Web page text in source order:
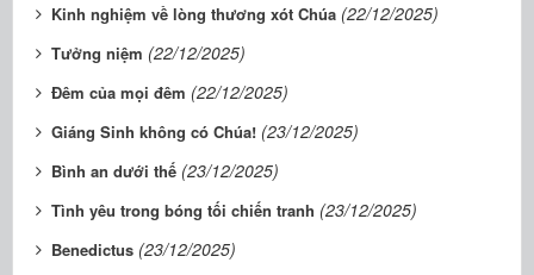
Kinh nghiệm về lòng thương xót Chúa (22/12/2025)
Tưởng niệm (22/12/2025)
Đêm của mọi đêm (22/12/2025)
Giáng Sinh không có Chúa! (23/12/2025)
Bình an dưới thế (23/12/2025)
Tình yêu trong bóng tối chiến tranh (23/12/2025)
Benedictus (23/12/2025)